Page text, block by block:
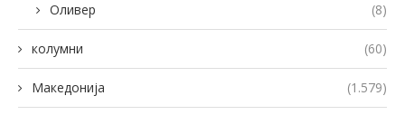
Оливер (8)
колумни (60)
Македонија (1.579)